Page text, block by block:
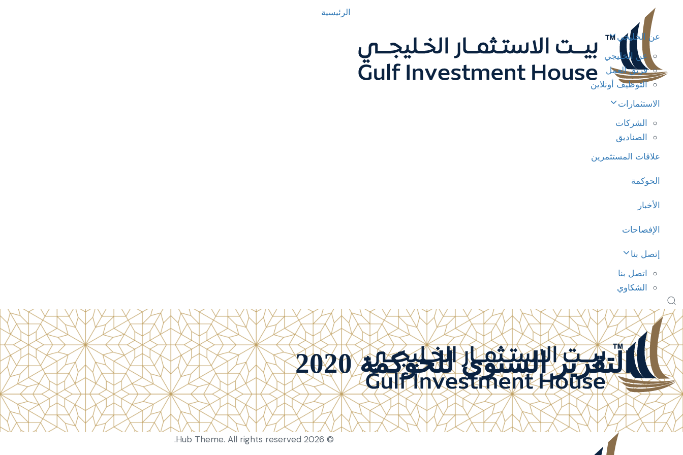
الرئيسية
عن الخليجي
عن الخليجي
فريق العمل
التوظيف أونلاين
الاستثمارات
الشركات
الصناديق
علاقات المستثمرين
الحوكمة
الأخبار
الإفصاحات
إتصل بنا
اتصل بنا
الشكاوي
التقرير السنوي للحوكمة 2020
© 2026 Hub Theme. All rights reserved.